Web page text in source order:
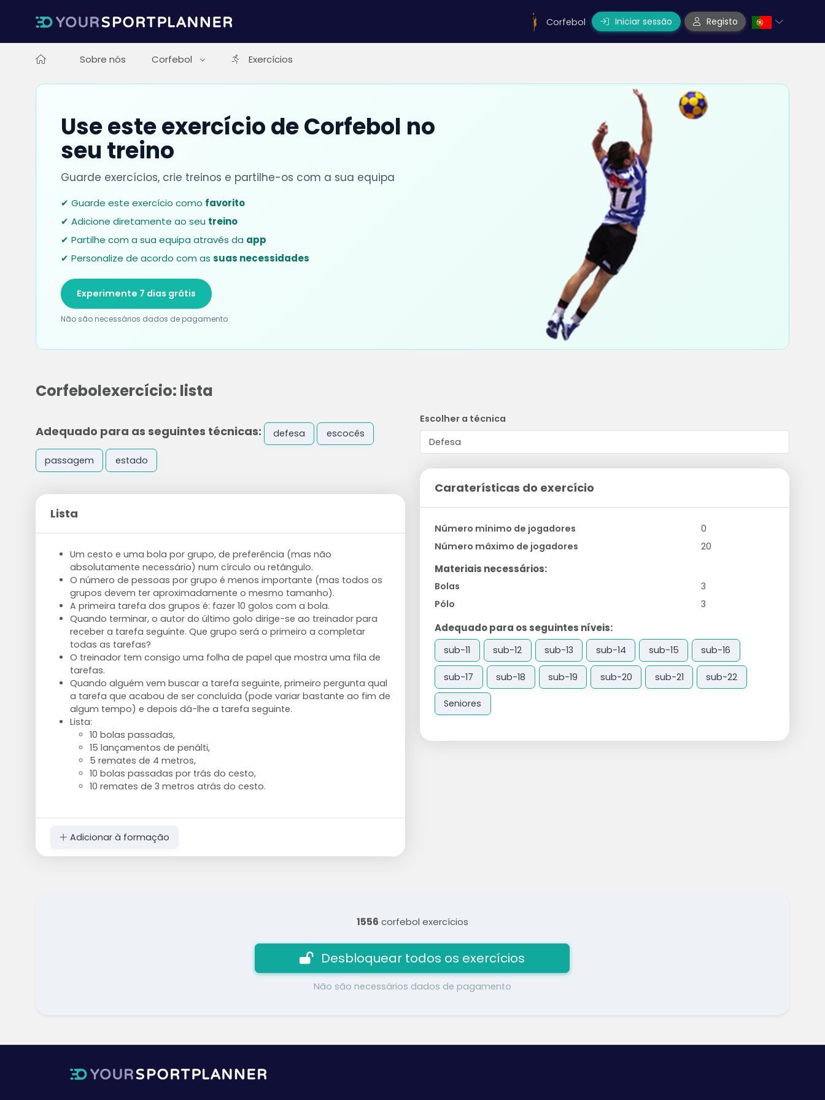
Corfebol Iniciar sessão Registo
Sobre nós Corfebol Exercícios
Use este exercício de Corfebol no
seu treino
Guarde exercícios, crie treinos e partilhe-os com a sua equipa
✔ Guarde este exercício como favorito
✔ Adicione diretamente ao seu treino
✔ Partilhe com a sua equipa através da app
✔ Personalize de acordo com as suas necessidades
Experimente 7 dias grátis
Não são necessários dados de pagamento
Corfebolexercício: lista
Adequado para as seguintes técnicas: defesa escocês
passagem estado
Lista
Um cesto e uma bola por grupo, de preferência (mas não
absolutamente necessário) num círculo ou retângulo.
O número de pessoas por grupo é menos importante (mas todos os
grupos devem ter aproximadamente o mesmo tamanho).
A primeira tarefa dos grupos é: fazer 10 golos com a bola.
Quando terminar, o autor do último golo dirige-se ao treinador para
receber a tarefa seguinte. Que grupo será o primeiro a completar
todas as tarefas?
O treinador tem consigo uma folha de papel que mostra uma fila de
tarefas.
Quando alguém vem buscar a tarefa seguinte, primeiro pergunta qual
a tarefa que acabou de ser concluída (pode variar bastante ao fim de
algum tempo) e depois dá-lhe a tarefa seguinte.
Lista:
10 bolas passadas,
15 lançamentos de penálti,
5 remates de 4 metros,
10 bolas passadas por trás do cesto,
10 remates de 3 metros atrás do cesto.
Adicionar à formação
Escolher a técnica
Caraterísticas do exercício
Número mínimo de jogadores
0
Número máximo de jogadores
20
Materiais necessários:
Bolas
3
Pólo
3
Adequado para os seguintes níveis:
sub-11 sub-12 sub-13 sub-14 sub-15 sub-16
sub-17 sub-18 sub-19 sub-20 sub-21 sub-22
Seniores
1556 corfebol exercícios
Desbloquear todos os exercícios
Não são necessários dados de pagamento